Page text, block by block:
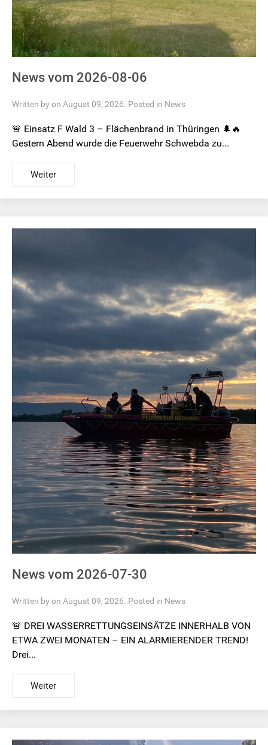
News vom 2026-08-06
Written by on August 09, 2026. Posted in News
🚨 Einsatz F Wald 3 – Flächenbrand in Thüringen 🌲🔥
Gestern Abend wurde die Feuerwehr Schwebda zu...
Weiter
News vom 2026-07-30
Written by on August 09, 2026. Posted in News
🚨 DREI WASSERRETTUNGSEINSÄTZE INNERHALB VON
ETWA ZWEI MONATEN – EIN ALARMIERENDER TREND!
Drei...
Weiter